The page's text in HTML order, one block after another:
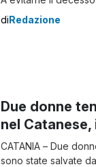
penitenziaria, che si
diRedazione
Due donne
nel
CATANIA – Due
sono state salvate